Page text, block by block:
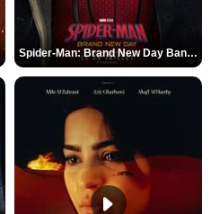
Spider-Man: Brand New Day Bande-annonce VO STFR